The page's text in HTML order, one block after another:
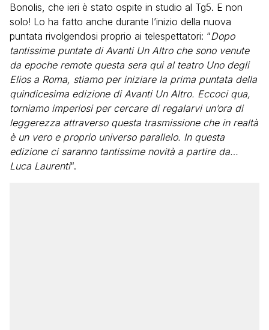
Bonolis, che ieri è stato ospite in studio al Tg5. E non
solo! Lo ha fatto anche durante l’inizio della nuova
puntata rivolgendosi proprio ai telespettatori: “Dopo
tantissime puntate di Avanti Un Altro che sono venute
da epoche remote questa sera qui al teatro Uno degli
Elios a Roma, stiamo per iniziare la prima puntata della
quindicesima edizione di Avanti Un Altro. Eccoci qua,
torniamo imperiosi per cercare di regalarvi un’ora di
leggerezza attraverso questa trasmissione che in realtà
è un vero e proprio universo parallelo. In questa
edizione ci saranno tantissime novità a partire da…
Luca Laurenti“.